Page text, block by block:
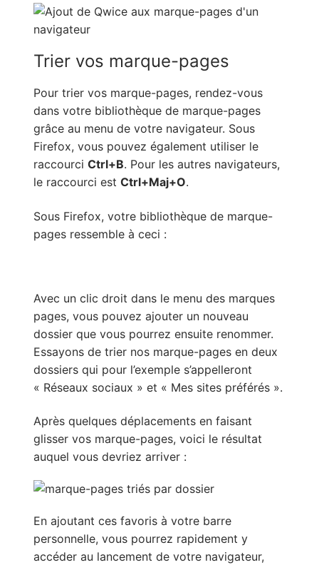
Trier vos marque-pages
Pour trier vos marque-pages, rendez-vous
dans votre bibliothèque de marque-pages
grâce au menu de votre navigateur. Sous
Firefox, vous pouvez également utiliser le
raccourci Ctrl+B. Pour les autres navigateurs,
le raccourci est Ctrl+Maj+O.
Sous Firefox, votre bibliothèque de marque-
pages ressemble à ceci :
Avec un clic droit dans le menu des marques
pages, vous pouvez ajouter un nouveau
dossier que vous pourrez ensuite renommer.
Essayons de trier nos marque-pages en deux
dossiers qui pour l’exemple s’appelleront
« Réseaux sociaux » et « Mes sites préférés ».
Après quelques déplacements en faisant
glisser vos marque-pages, voici le résultat
auquel vous devriez arriver :
En ajoutant ces favoris à votre barre
personnelle, vous pourrez rapidement y
accéder au lancement de votre navigateur,